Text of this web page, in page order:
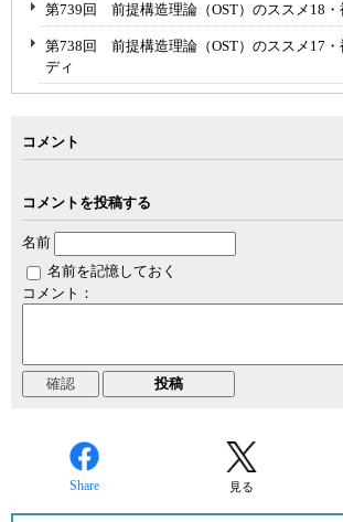
第739回 前提構造理論（OST）のススメ18・
第738回 前提構造理論（OST）のススメ17・
ディ
コメント
コメントを投稿する
名前
名前を記憶しておく
コメント：
Share 見る